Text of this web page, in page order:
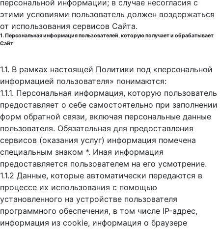
персональной информации; в случае несогласия с
этими условиями пользователь должен воздержаться
от использования сервисов Сайта.
1. Персональная информация пользователей, которую получает и обрабатывает
Сайт
1.1. В рамках настоящей Политики под «персональной
информацией пользователя» понимаются:
1.1.1. Персональная информация, которую пользователь
предоставляет о себе самостоятельно при заполнении
форм обратной связи, включая персональные данные
пользователя. Обязательная для предоставления
сервисов (оказания услуг) информация помечена
специальным знаком *. Иная информация
предоставляется пользователем на его усмотрение.
1.1.2 Данные, которые автоматически передаются в
процессе их использования с помощью
установленного на устройстве пользователя
программного обеспечения, в том числе IP-адрес,
информация из cookie, информация о браузере